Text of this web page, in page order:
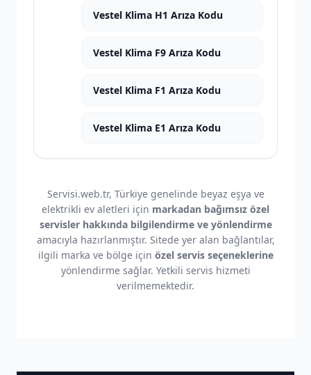
Vestel Klima H1 Arıza Kodu
Vestel Klima F9 Arıza Kodu
Vestel Klima F1 Arıza Kodu
Vestel Klima E1 Arıza Kodu
Servisi.web.tr, Türkiye genelinde beyaz eşya ve
elektrikli ev aletleri için markadan bağımsız özel
servisler hakkında bilgilendirme ve yönlendirme
amacıyla hazırlanmıştır. Sitede yer alan bağlantılar,
ilgili marka ve bölge için özel servis seçeneklerine
yönlendirme sağlar. Yetkili servis hizmeti
verilmemektedir.